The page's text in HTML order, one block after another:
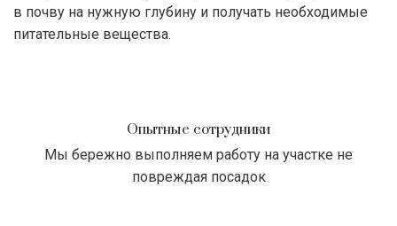
в почву на нужную глубину и получать необходимые
питательные вещества.
Опытные сотрудники
Мы бережно выполняем работу на участке не
повреждая посадок